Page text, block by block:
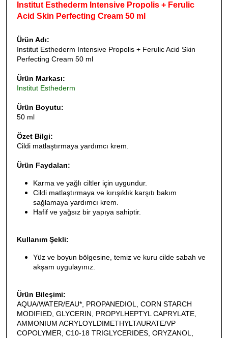
Institut Esthederm Intensive Propolis + Ferulic
Acid Skin Perfecting Cream 50 ml
Ürün Adı:
Institut Esthederm Intensive Propolis + Ferulic Acid Skin
Perfecting Cream 50 ml
Ürün Markası:
Institut Esthederm
Ürün Boyutu:
50 ml
Özet Bilgi:
Cildi matlaştırmaya yardımcı krem.
Ürün Faydaları:
Karma ve yağlı ciltler için uygundur.
Cildi matlaştırmaya ve kırışıklık karşıtı bakım
sağlamaya yardımcı krem.
Hafif ve yağsız bir yapıya sahiptir.
Kullanım Şekli:
Yüz ve boyun bölgesine, temiz ve kuru cilde sabah ve
akşam uygulayınız.
Ürün Bileşimi:
AQUA/WATER/EAU*, PROPANEDIOL, CORN STARCH
MODIFIED, GLYCERIN, PROPYLHEPTYL CAPRYLATE,
AMMONIUM ACRYLOYLDIMETHYLTAURATE/VP
COPOLYMER, C10-18 TRIGLYCERIDES, ORYZANOL,